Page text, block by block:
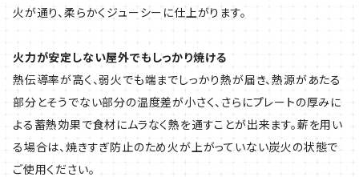
火が通り、柔らかくジューシーに仕上がります。
火力が安定しない屋外でもしっかり焼ける
熱伝導率が高く、弱火でも端までしっかり熱が届き、熱源があたる
部分とそうでない部分の温度差が小さく、さらにプレートの厚みに
よる蓄熱効果で食材にムラなく熱を通すことが出来ます。薪を用い
る場合は、焼きすぎ防止のため火が上がっていない炭火の状態で
ご使用ください。